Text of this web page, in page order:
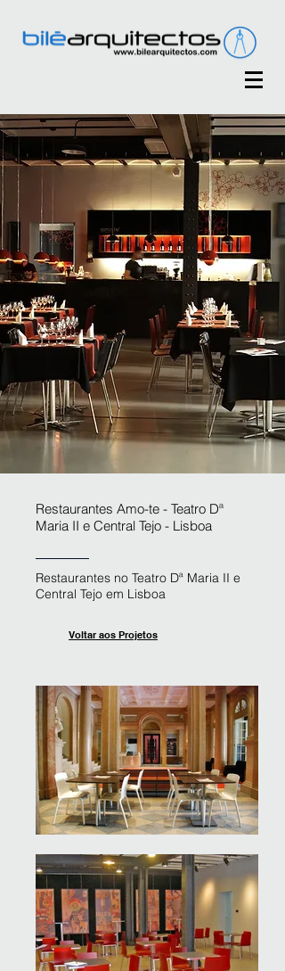
Restaurantes Amo-te - Teatro Dª
Maria II e Central Tejo - Lisboa
Restaurantes no Teatro Dª Maria II e
Central Tejo em Lisboa
Voltar aos Projetos